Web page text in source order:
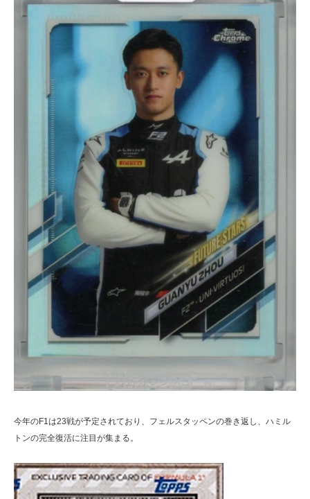
今年のF1は23戦が予定されており、フェルスタッペンの巻き返し、ハミル
トンの完全復活に注目が集まる。